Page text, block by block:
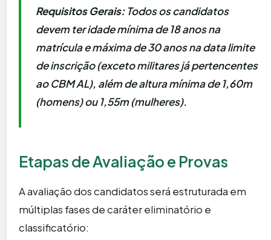
Requisitos Gerais:Todos os candidatos
devem ter idade mínima de 18 anos na
matrícula e máxima de 30 anos na data limite
de inscrição (exceto militares já pertencentes
ao CBM AL), além de altura mínima de 1,60m
(homens) ou 1,55m (mulheres).
Etapas de Avaliação e Provas
A avaliação dos candidatos será estruturada em
múltiplas fases de caráter eliminatório e
classificatório: